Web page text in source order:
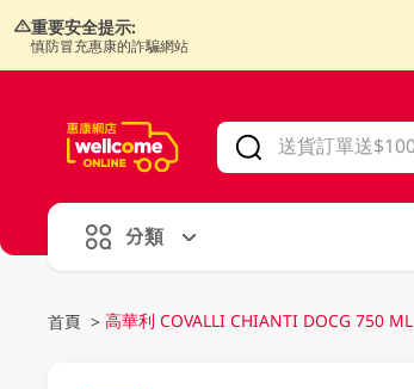
重要安全提示:
慎防冒充惠康的詐騙網站
分類
首頁 > 高華利 COVALLI CHIANTI DOCG 750 ML